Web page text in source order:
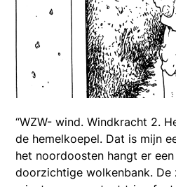
“WZW- wind. Windkracht 2.
de hemelkoepel. Dat is mijn
het noordoosten hangt er
doorzichtige wolkenbank. De